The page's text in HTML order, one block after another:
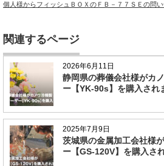
個人様からフィッシュＢＯＸのＦＢ－７７ＳＥの問い
関連するページ
2026年6月11日
静岡県の葬儀会社様がカ
ー【YK-90s】を購入され
2025年7月9日
茨城県の金属加工会社様
ー【GS-120V】を購入さ